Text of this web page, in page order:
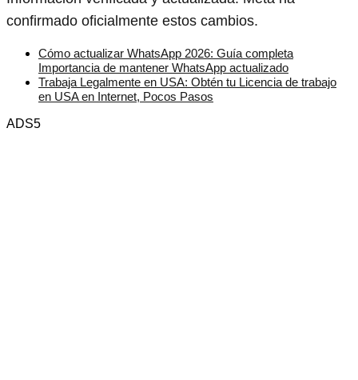
confirmado oficialmente estos cambios.
Cómo actualizar WhatsApp 2026: Guía completa
Importancia de mantener WhatsApp actualizado
Trabaja Legalmente en USA: Obtén tu Licencia de trabajo
en USA en Internet, Pocos Pasos
ADS5